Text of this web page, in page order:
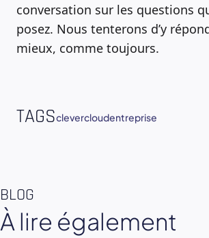
conversation sur les questions
posez. Nous tenterons d’y
mieux, comme toujours.
TAGSclevercloudentreprise
BLOG
À lire également